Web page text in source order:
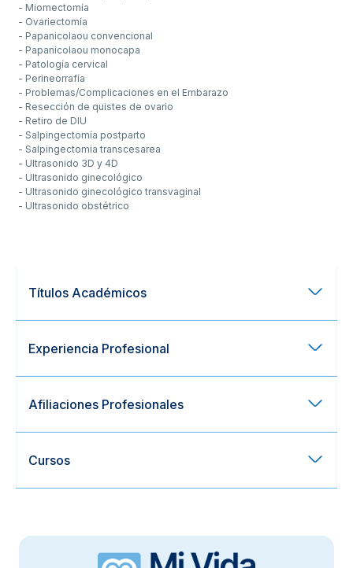
- Miomectomía
- Ovariectomía
- Papanicolaou convencional
- Papanicolaou monocapa
- Patología cervical
- Perineorrafía
- Problemas/Complicaciones en el Embarazo
- Resección de quistes de ovario
- Retiro de DIU
- Salpingectomía postparto
- Salpingectomia transcesarea
- Ultrasonido 3D y 4D
- Ultrasonido ginecológico
- Ultrasonido ginecológico transvaginal
- Ultrasonido obstétrico
Títulos Académicos
Experiencia Profesional
Afiliaciones Profesionales
Cursos